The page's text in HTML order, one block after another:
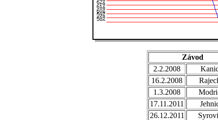
Závod
2.2.2008
16.2.2008
1.3.2008
17.11.2011
26.12.2011